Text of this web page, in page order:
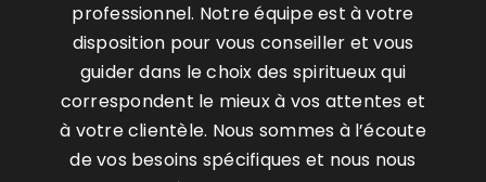
professionnel. Notre équipe est à votre
disposition pour vous conseiller et vous
guider dans le choix des spiritueux qui
correspondent le mieux à vos attentes et
à votre clientèle. Nous sommes à l’écoute
de vos besoins spécifiques et nous nous